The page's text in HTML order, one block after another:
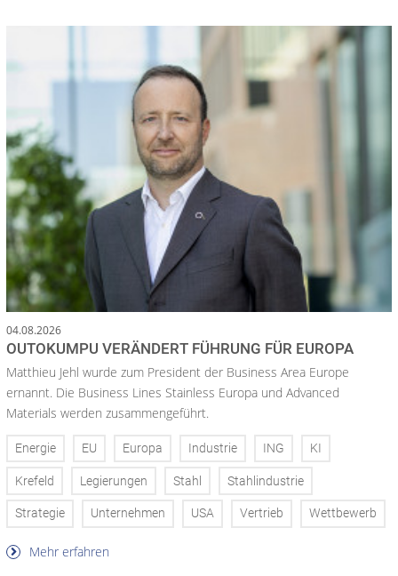
04.08.2026
OUTOKUMPU VERÄNDERT FÜHRUNG FÜR EUROPA
Matthieu Jehl wurde zum President der Business Area Europe
ernannt. Die Business Lines Stainless Europa und Advanced
Materials werden zusammengeführt.
Energie EU Europa Industrie ING KI
Krefeld Legierungen Stahl Stahlindustrie
Strategie Unternehmen USA Vertrieb Wettbewerb
Mehr erfahren